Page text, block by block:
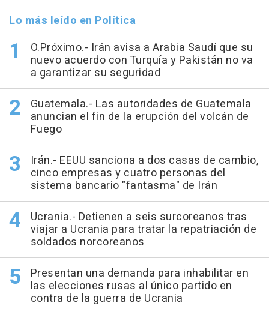
Lo más leído en Política
O.Próximo.- Irán avisa a Arabia Saudí que su
nuevo acuerdo con Turquía y Pakistán no va
a garantizar su seguridad
Guatemala.- Las autoridades de Guatemala
anuncian el fin de la erupción del volcán de
Fuego
Irán.- EEUU sanciona a dos casas de cambio,
cinco empresas y cuatro personas del
sistema bancario "fantasma" de Irán
Ucrania.- Detienen a seis surcoreanos tras
viajar a Ucrania para tratar la repatriación de
soldados norcoreanos
Presentan una demanda para inhabilitar en
las elecciones rusas al único partido en
contra de la guerra de Ucrania